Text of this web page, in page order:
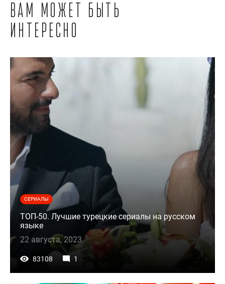
Вам может быть
интересно
СЕРИАЛЫ
ТОП-50. Лучшие турецкие сериалы на русском
языке
22 августа, 2023
83108 1